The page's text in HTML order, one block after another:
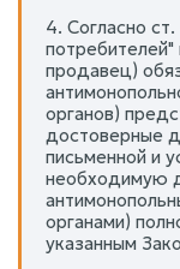
4. Согласно
потребителей"
продавец)
органов)
достоверные
письменной и
необходимую
органами)
указанным